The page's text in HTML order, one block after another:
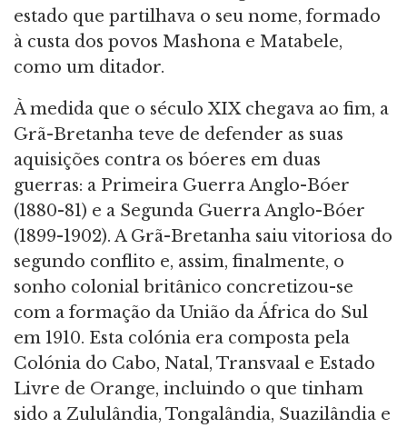
estado que partilhava o seu nome, formado
à custa dos povos Mashona e Matabele,
como um ditador.
À medida que o século XIX chegava ao fim, a
Grã-Bretanha teve de defender as suas
aquisições contra os bóeres em duas
guerras: a Primeira Guerra Anglo-Bóer
(1880-81) e a Segunda Guerra Anglo-Bóer
(1899-1902). A Grã-Bretanha saiu vitoriosa do
segundo conflito e, assim, finalmente, o
sonho colonial britânico concretizou-se
com a formação da União da África do Sul
em 1910. Esta colónia era composta pela
Colónia do Cabo, Natal, Transvaal e Estado
Livre de Orange, incluindo o que tinham
sido a Zululândia, Tongalândia, Suazilândia e